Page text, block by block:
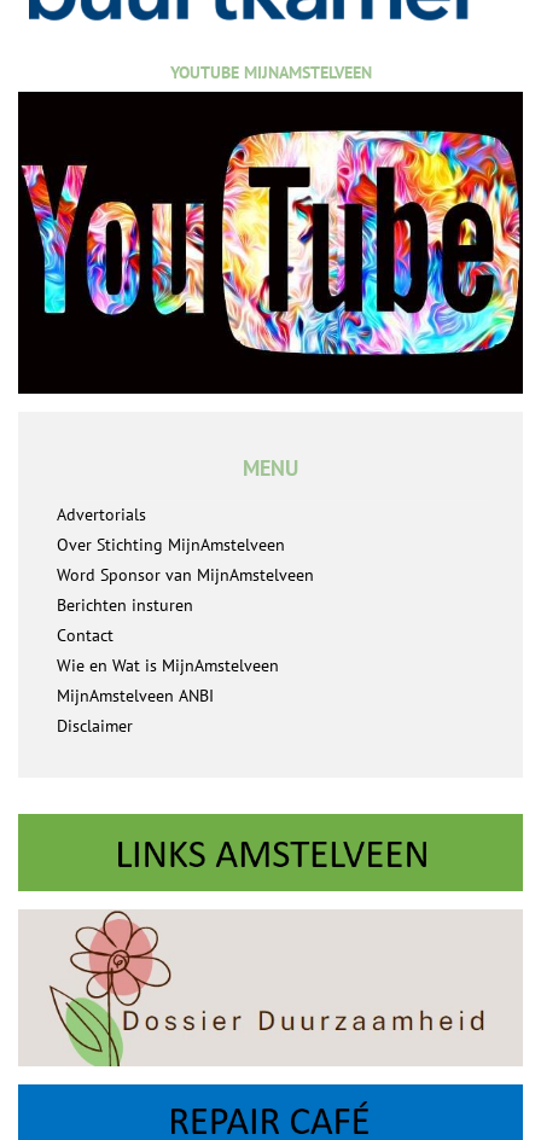
YOUTUBE MIJNAMSTELVEEN
MENU
Advertorials
Over Stichting MijnAmstelveen
Word Sponsor van MijnAmstelveen
Berichten insturen
Contact
Wie en Wat is MijnAmstelveen
MijnAmstelveen ANBI
Disclaimer